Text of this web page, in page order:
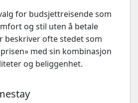
for budsjettreisende som
og stil uten å betale
beskriver ofte stedet som
med sin kombinasjon
og beliggenhet.